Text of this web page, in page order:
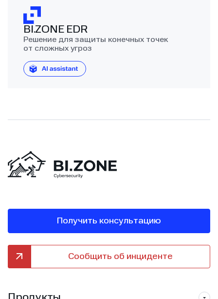
BI.ZONE EDR
Решение для защиты конечных точек
от сложных угроз
Получить консультацию
Сообщить об инциденте